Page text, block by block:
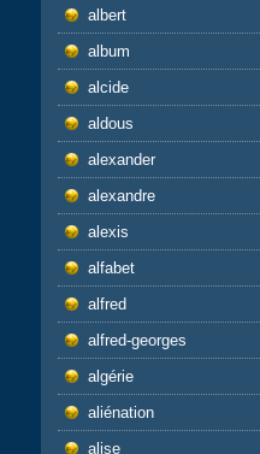
albert
album
alcide
aldous
alexander
alexandre
alexis
alfabet
alfred
alfred-georges
algérie
aliénation
alise